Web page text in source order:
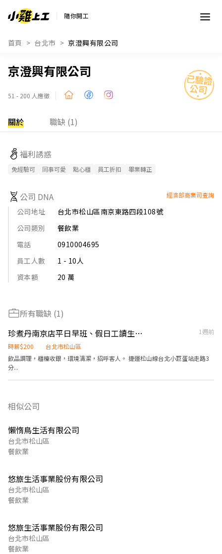
隨你開工
首頁 台北市 京澄興有限公司
京澄興有限公司
51 - 200 人應徵
關於 職缺 (1)
福利誘惑
免經驗可 同事可愛 點心櫃 員工折扣 畢業轉正
公司 DNA 經濟部商業司查詢
公司地址
台北市松山區南京東路四段108號
公司類別
餐飲業
電話
0910004695
員工人數
1 - 10人
資本額
20 萬
所有職缺 (1)
珍煮丹南京店平日早班、假日工讀生（可長期工讀佳）
1週前
時薪$200
台北市松山區
飲品調理，櫃檯收銀，環境清潔，招呼客人。 捷運松山線台北小巨蛋站走路3
分...
相似公司
懶惰鳥生活有限公司
台北市松山區
餐飲業
悠旅生活事業股份有限公司
台北市松山區
餐飲業
悠旅生活事業股份有限公司
台北市松山區
餐飲業